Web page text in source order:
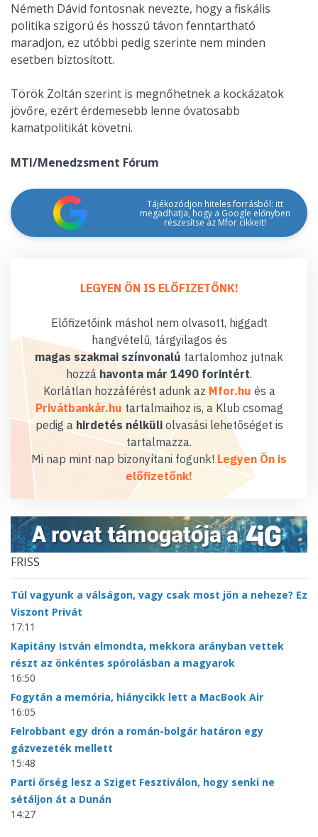
Németh Dávid fontosnak nevezte, hogy a fiskális
politika szigorú és hosszú távon fenntartható
maradjon, ez utóbbi pedig szerinte nem minden
esetben biztosított.
Török Zoltán szerint is megnőhetnek a kockázatok
jövőre, ezért érdemesebb lenne óvatosabb
kamatpolitikát követni.
MTI/Menedzsment Fórum
Tájékozódjon hiteles forrásból: itt
megadhatja, hogy a Google előnyben
részesítse az Mfor cikkeit!
LEGYEN ÖN IS ELŐFIZETŐNK!
Előfizetőink máshol nem olvasott, higgadt
hangvételű, tárgyilagos és
magas szakmai színvonalú tartalomhoz jutnak
hozzáhavonta már 1490 forintért.
Korlátlan hozzáférést adunk az Mfor.hu és a
Privátbankár.hu tartalmaihoz is, a Klub csomag
pedig a hirdetés nélküliolvasási lehetőséget is
tartalmazza.
Mi nap mint nap bizonyítani fogunk! Legyen Ön is
előfizetőnk!
FRISS
Túl vagyunk a válságon, vagy csak most jön a neheze? Ez
Viszont Privát
17:11
Kapitány István elmondta, mekkora arányban vettek
részt az önkéntes spórolásban a magyarok
16:50
Fogytán a memória, hiánycikk lett a MacBook Air
16:05
Felrobbant egy drón a román-bolgár határon egy
gázvezeték mellett
15:48
Parti őrség lesz a Sziget Fesztiválon, hogy senki ne
sétáljon át a Dunán
14:27